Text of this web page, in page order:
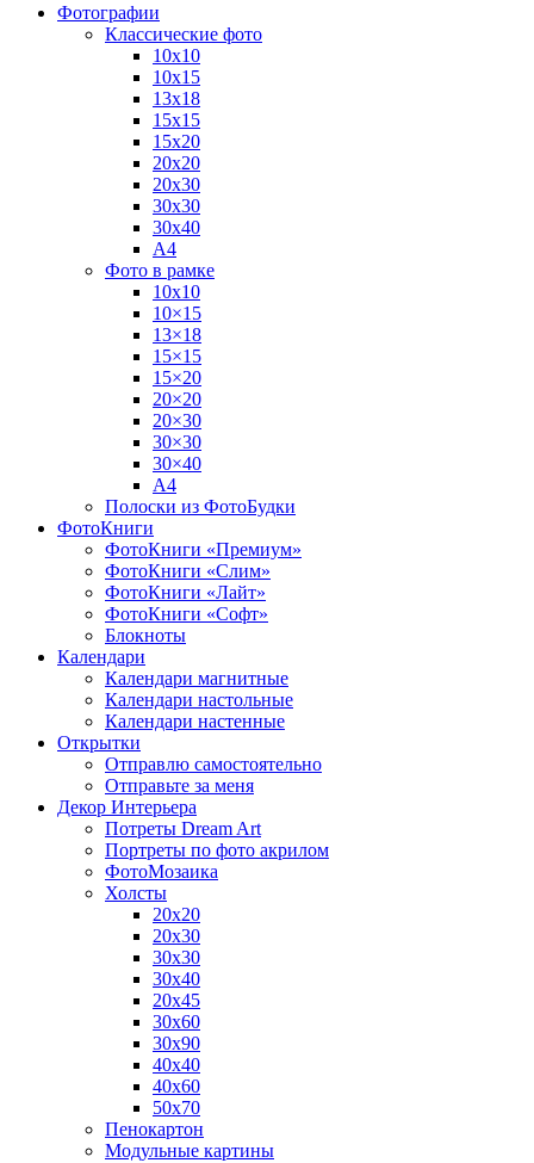
Фотографии
Классические фото
10х10
10х15
13х18
15х15
15х20
20х20
20х30
30х30
30х40
А4
Фото в рамке
10х10
10×15
13×18
15×15
15×20
20×20
20×30
30×30
30×40
A4
Полоски из ФотоБудки
ФотоКниги
ФотоКниги «Премиум»
ФотоКниги «Слим»
ФотоКниги «Лайт»
ФотоКниги «Софт»
Блокноты
Календари
Календари магнитные
Календари настольные
Календари настенные
Открытки
Отправлю самостоятельно
Отправьте за меня
Декор Интерьера
Потреты Dream Art
Портреты по фото акрилом
ФотоМозаика
Холсты
20х20
20х30
30х30
30х40
20х45
30х60
30х90
40х40
40х60
50х70
Пенокартон
Модульные картины